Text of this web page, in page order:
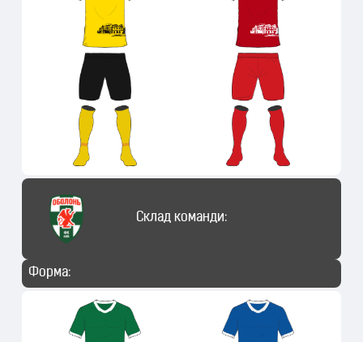
Склад команди:
Форма: